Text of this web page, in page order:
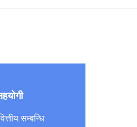
सम्बन्धि